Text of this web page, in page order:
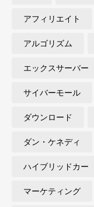
アフィリエイト
アルゴリズム
エックスサーバー
サイバーモール
ダウンロード
ダン・ケネディ
ハイブリッドカー
マーケティング